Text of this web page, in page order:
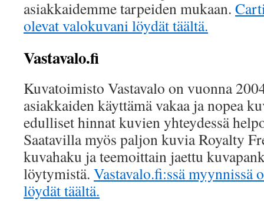
asiakkaidemme tarpeiden mukaan.
olevat valokuvani löydät täältä.
Vastavalo.fi
Kuvatoimisto Vastavalo on vuonna
asiakkaiden käyttämä vakaa ja nopea
edulliset hinnat kuvien yhteydessä
Saatavilla myös paljon kuvia Royalty
kuvahaku ja teemoittain jaettu
löytymistä. Vastavalo.fi:ssä myynnissä
löydät täältä.